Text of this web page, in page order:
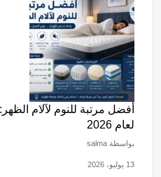
أفضل مرتبة للنوم لآلام
لعام 2026
بواسطة salma
13 يوليو، 2026